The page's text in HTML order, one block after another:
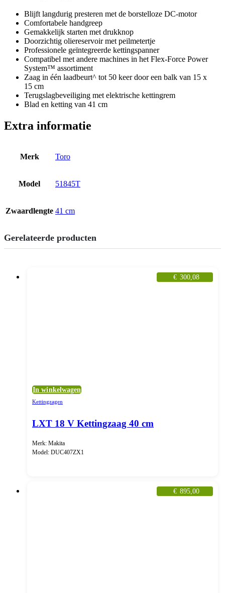
Blijft langdurig presteren met de borstelloze DC-motor
Comfortabele handgreep
Gemakkelijk starten met drukknop
Doorzichtig oliereservoir met peilmetertje
Professionele geïntegreerde kettingspanner
Compatibel met andere machines in het Flex-Force Power
System™ assortiment
Zaag in één laadbeurt^ tot 50 keer door een balk van 15 x
15 cm
Terugslagbeveiliging met elektrische kettingrem
Blad en ketting van 41 cm
Extra informatie
Merk Toro
Model 51845T
Zwaardlengte 41 cm
Gerelateerde producten
€ 300,08
In winkelwagen
Kettingzagen
LXT 18 V Kettingzaag 40 cm
Merk: Makita
Model: DUC407ZX1
€ 895,00